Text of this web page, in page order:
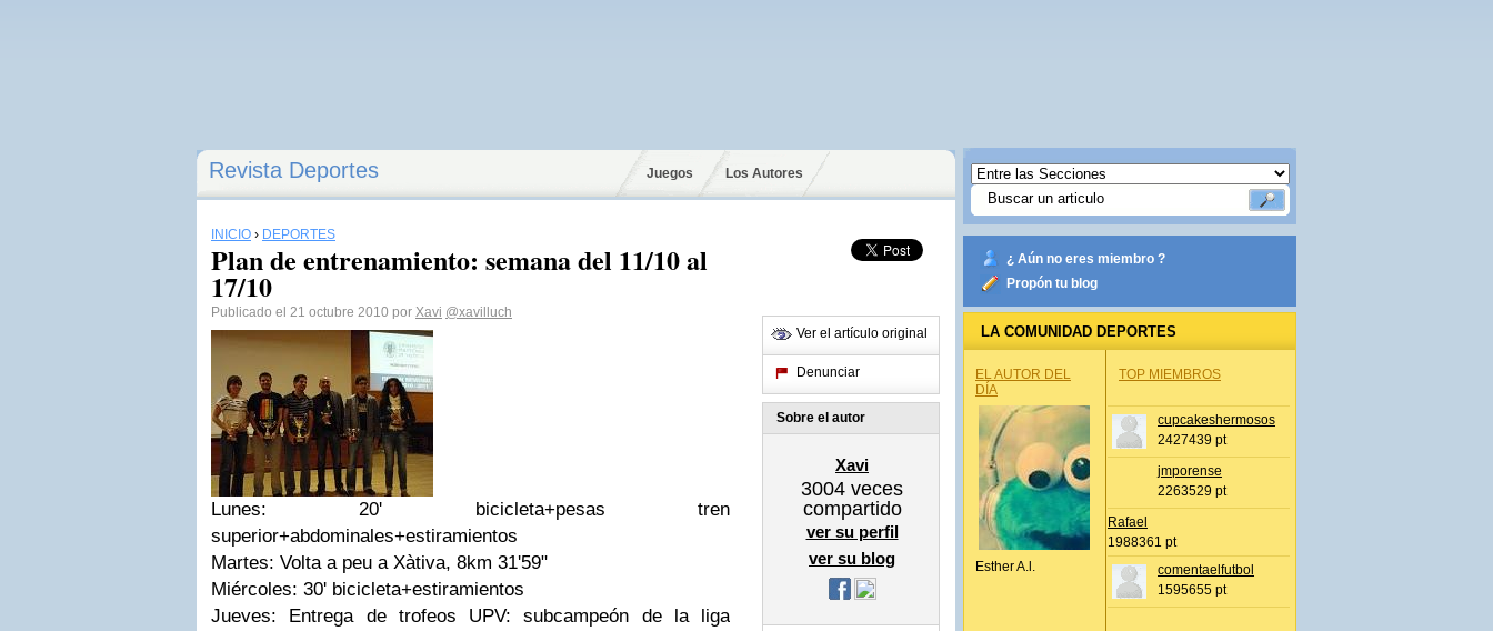
Revista Deportes Juegos Los Autores
INICIO › DEPORTES
Plan de entrenamiento: semana del 11/10 al
17/10
Publicado el 21 octubre 2010 por Xavi @xavilluch
Lunes: 20' bicicleta+pesas tren
superior+abdominales+estiramientos
Martes: Volta a peu a Xàtiva, 8km 31'59"
Miércoles: 30' bicicleta+estiramientos
Jueves: Entrega de trofeos UPV: subcampeón de la liga
Ver el artículo original
Denunciar
Sobre el autor
Xavi
3004 veces
compartido
ver su perfil
ver su blog
¿ Aún no eres miembro ?
Propón tu blog
LA COMUNIDAD DEPORTES
EL AUTOR DEL
DÍA
Esther A.l.
TOP MIEMBROS
cupcakeshermosos
2427439 pt
jmporense
2263529 pt
Rafael
1988361 pt
comentaelfutbol
1595655 pt